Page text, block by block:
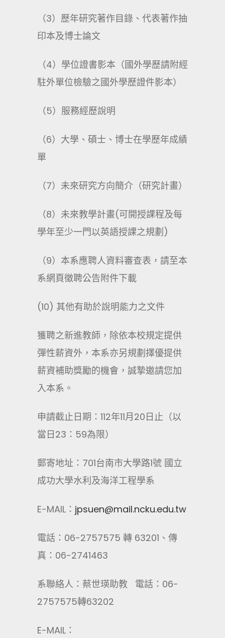
（3）歷年研究著作目錄、代表著作抽
印本及博士論文
（4）學位證書影本（國外學歷請附經
駐外單位檢驗之國外學歷證件影本）
（5）服務經歷說明
（6）大學、碩士、博士在學歷年成績
單
（7）未來研究方向簡介（研究計畫）
（8）未來教學計畫(可開授課程及每
學年至少一門以英語授課之規劃)
（9）本系應聘人資料審查表，請至本
系網頁徵聘公告附件下載
(10) 其他有助於說明能力之文件
獲聘之新進教師，除依本校規定提供
彈性薪資外，本系亦另規劃擇優提供
薪資補助獎勵的機會，誠摯邀請您加
入本系。
申請截止日期：112年11月20日止（以
當日23：59為限）
郵寄地址：701台南市大學路1號 國立
成功大學水利及海洋工程學系
E-MAIL： jpsuen@mail.ncku.edu.tw
電話：06-2757575 轉 63201、傳
真：06-2741463
系聯絡人：蔡世瑛助教 電話：06-
2757575轉63202
E-MAIL：